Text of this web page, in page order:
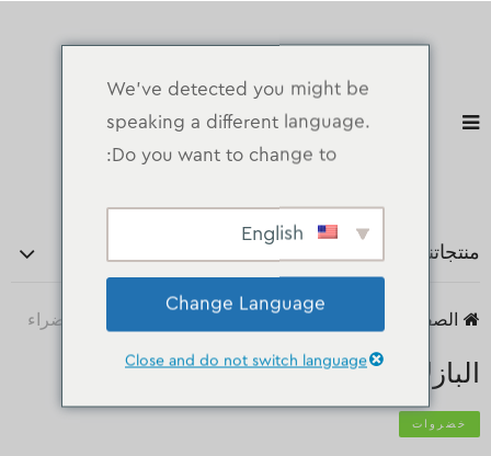
منتجاتنا
الصفحة الرئيسية البازلاء الخضراء
البازلاء الخضراء
خضروات
We've detected you might be
speaking a different language.
Do you want to change to:
Change Language
Close and do not switch language